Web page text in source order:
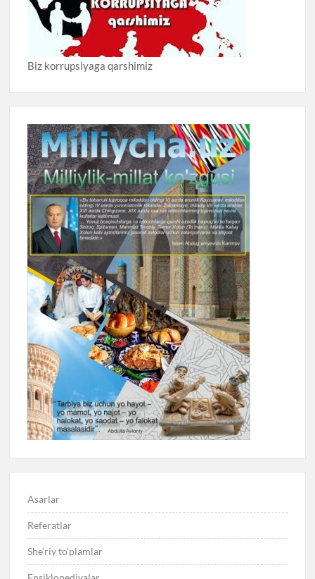
Biz korrupsiyaga qarshimiz
Asarlar
Referatlar
She’riy to’plamlar